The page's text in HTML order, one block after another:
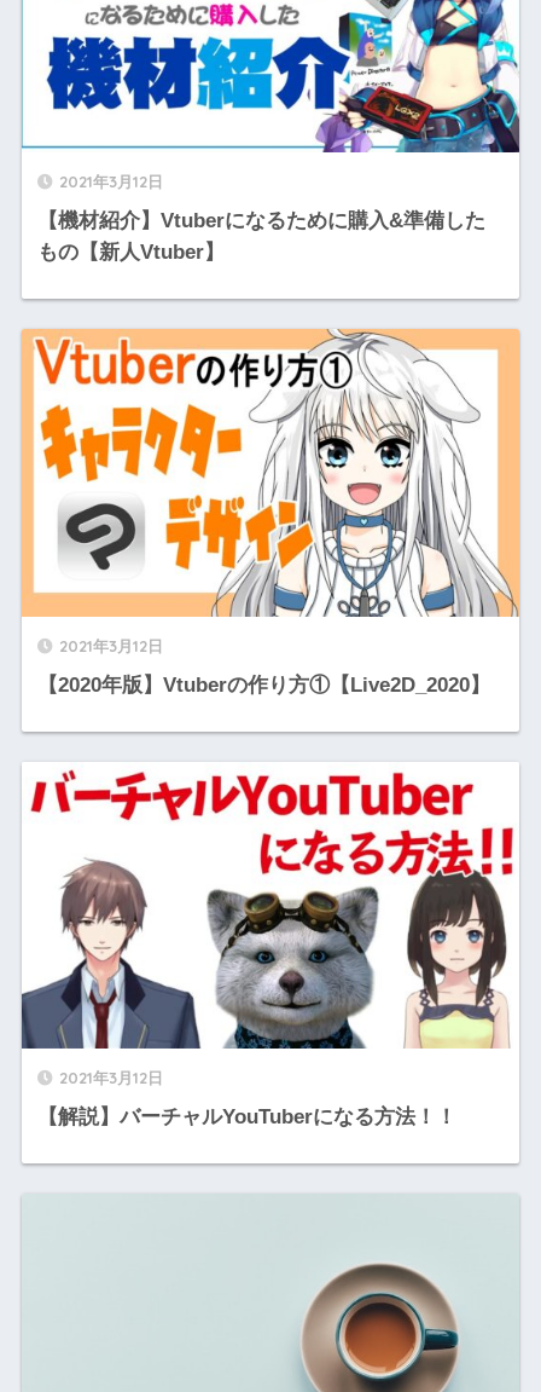
2021年3月12日
【機材紹介】Vtuberになるために購入&準備した
もの【新人Vtuber】
2021年3月12日
【2020年版】Vtuberの作り方①【Live2D_2020】
2021年3月12日
【解説】バーチャルYouTuberになる方法！！